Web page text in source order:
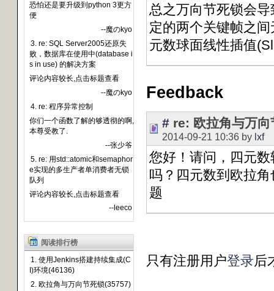
恐怕还是要升级到python 3更方
便
--魔のkyo
3. re: SQL Server2005还原失
败，数据库在使用中(database i
s in use) 的解决方案
评论内容较长,点击标题查看
--魔のkyo
4. re: 程序异常控制
你们一个函数了解的够透彻的啊,
本尊受教了.
--张少爷
5. re: 用std::atomic和semaphor
e实现的多生产者单消费者无锁
队列
评论内容较长,点击标题查看
--leeco
阅读排行榜
1. 使用Jenkins搭建持续集成(C
I)环境(46136)
2. 欧拉角与万向节死锁(35757)
总之万向节死锁会
定的两个关键帧之
元数球面线性插值
Feedback
# re: 欧拉角与万向
2014-09-21 10:36 by lxf
您好！请问，四元
吗？四元数到欧拉
题
只有注册用户登录后